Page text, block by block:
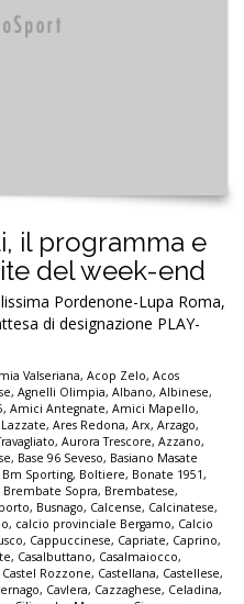
il programma e
del week-end
Pordenone-Lupa Roma,
di designazione PLAY-
Valseriana, Acop Zelo, Acos
, Agnelli Olimpia, Albano, Albinese,
, Amici Antegnate, Amici Mapello,
, Ares Redona, Arx, Arzago,
, Aurora Trescore, Azzano,
, Base 96 Seveso, Basiano Masate
Bm Sporting, Boltiere, Bonate 1951,
Brembate Sopra, Brembatese,
, Busnago, Calcense, Calcinatese,
, calcio provinciale Bergamo, Calcio
, Cappuccinese, Capriate, Caprino,
, Casalbuttano, Casalmaiocco,
Castel Rozzone, Castellana, Castellese,
, Cavlera, Cazzaghese, Celadina,